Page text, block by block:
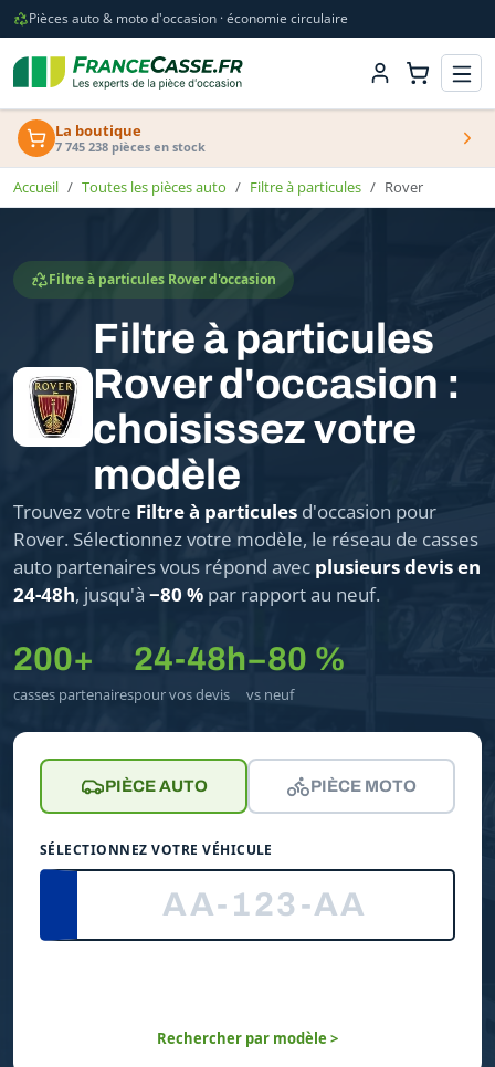
Pièces auto & moto d'occasion · économie circulaire
La boutique
7 745 238 pièces en stock
Accueil Toutes les pièces auto Filtre à particules Rover
Filtre à particules Rover d'occasion
Filtre à particules
Rover d'occasion :
choisissez votre
modèle
Trouvez votre Filtre à particules d'occasion pour
Rover. Sélectionnez votre modèle, le réseau de casses
auto partenaires vous répond avec plusieurs devis en
24-48h, jusqu'à −80 % par rapport au neuf.
200+
casses partenaires
24-48h
pour vos devis
−80 %
vs neuf
PIÈCE AUTO PIÈCE MOTO
SÉLECTIONNEZ VOTRE VÉHICULE
Rechercher par modèle >